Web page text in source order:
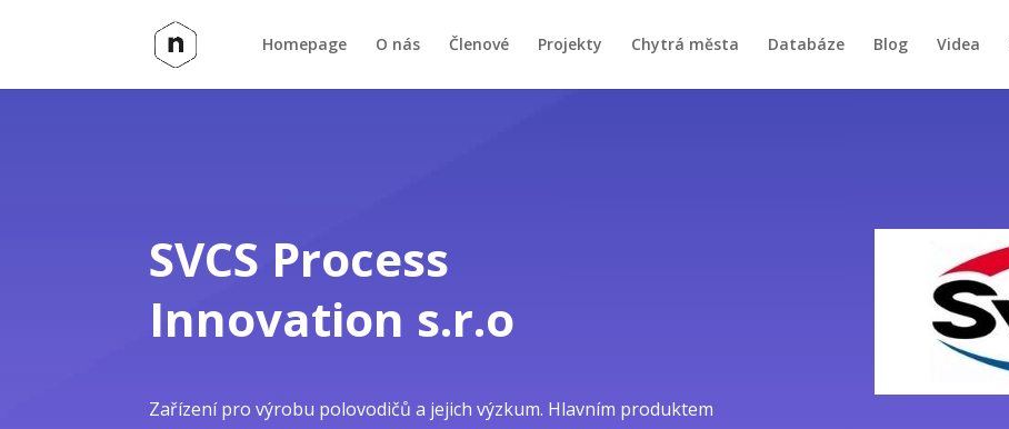
Homepage O nás Členové Projekty Chytrá města Databáze Blog Videa
SVCS Process
Innovation s.r.o
Zařízení pro výrobu polovodičů a jejich výzkum. Hlavním produktem